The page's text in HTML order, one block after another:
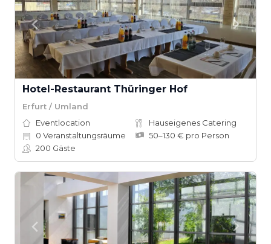
Hotel-Restaurant Thüringer Hof
Erfurt / Umland
Eventlocation
Hauseigenes Catering
0 Veranstaltungsräume
50–130 € pro Person
200 Gäste